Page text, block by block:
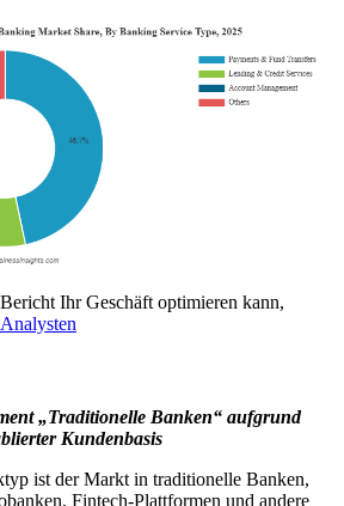
Ihr Geschäft optimieren kann,
„Traditionelle Banken“ aufgrund
Kundenbasis
ist der Markt in traditionelle Banken,
Fintech-Plattformen und andere